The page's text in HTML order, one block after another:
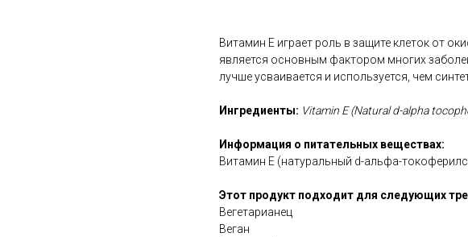
Витамин Е играет роль в защите клеток от
является основным фактором многих
лучше усваивается и используется, чем
Ингредиенты: Vitamin E (Natural d-alpha
Информация о питательных веществах:
Витамин Е (натуральный d-альфа-
Этот продукт подходит для следующих
Вегетарианец
Веган